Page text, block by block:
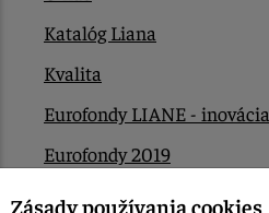
Katalóg Liana
Kvalita
Eurofondy LIANE - inovácia
Eurofondy 2019
Eurofondy 2022/2023
Zásady používania cookies